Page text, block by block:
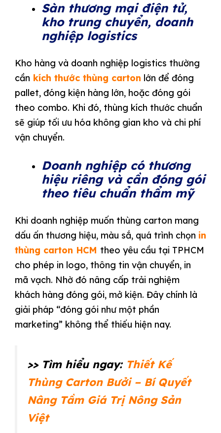
Sàn thương mại điện tử,
kho trung chuyển, doanh
nghiệp logistics
Kho hàng và doanh nghiệp logistics thường
cần kích thước thùng carton lớn để đóng
pallet, đóng kiện hàng lớn, hoặc đóng gói
theo combo. Khi đó, thùng kích thước chuẩn
sẽ giúp tối ưu hóa không gian kho và chi phí
vận chuyển.
Doanh nghiệp có thương
hiệu riêng và cần đóng gói
theo tiêu chuẩn thẩm mỹ
Khi doanh nghiệp muốn thùng carton mang
dấu ấn thương hiệu, màu sắ, quá trình chọn in
thùng carton HCM theo yêu cầu tại TPHCM
cho phép in logo, thông tin vận chuyển, in
mã vạch. Nhờ đó nâng cấp trải nghiệm
khách hàng đóng gói, mở kiện. Đây chính là
giải pháp “đóng gói như một phần
marketing” không thể thiếu hiện nay.
>> Tìm hiểu ngay: Thiết Kế
Thùng Carton Bưởi – Bí Quyết
Nâng Tầm Giá Trị Nông Sản
Việt